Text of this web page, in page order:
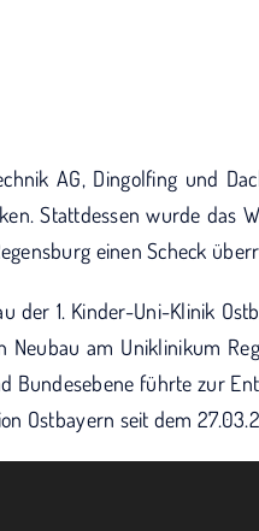
AG, Dingolfing und
Stattdessen wurde das
einen Scheck
der 1. Kinder-Uni-Klinik
Neubau am Uniklinikum
Bundesebene führte zur
Ostbayern seit dem